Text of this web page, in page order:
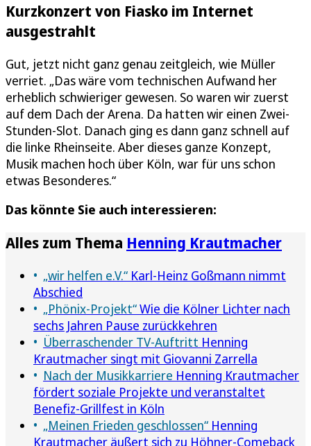
Kurzkonzert von Fiasko im Internet
ausgestrahlt
Gut, jetzt nicht ganz genau zeitgleich, wie Müller
verriet. „Das wäre vom technischen Aufwand her
erheblich schwieriger gewesen. So waren wir zuerst
auf dem Dach der Arena. Da hatten wir einen Zwei-
Stunden-Slot. Danach ging es dann ganz schnell auf
die linke Rheinseite. Aber dieses ganze Konzept,
Musik machen hoch über Köln, war für uns schon
etwas Besonderes.“
Das könnte Sie auch interessieren:
Alles zum Thema Henning Krautmacher
„wir helfen e.V.“ Karl-Heinz Goßmann nimmt
Abschied
„Phönix-Projekt“Wie die Kölner Lichter nach
sechs Jahren Pause zurückkehren
Überraschender TV-Auftritt Henning
Krautmacher singt mit Giovanni Zarrella
Nach der Musikkarriere Henning Krautmacher
fördert soziale Projekte und veranstaltet
Benefiz-Grillfest in Köln
„Meinen Frieden geschlossen“ Henning
Krautmacher äußert sich zu Höhner-Comeback